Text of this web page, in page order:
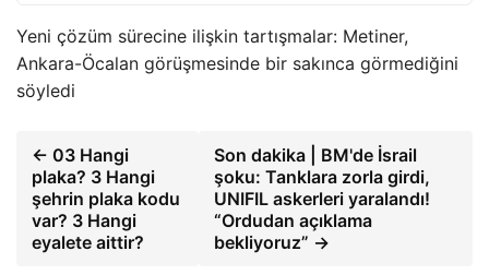
Yeni çözüm sürecine ilişkin tartışmalar: Metiner,
Ankara-Öcalan görüşmesinde bir sakınca görmediğini
söyledi
← 03 Hangi
plaka? 3 Hangi
şehrin plaka kodu
var? 3 Hangi
eyalete aittir?
Son dakika | BM'de İsrail
şoku: Tanklara zorla girdi,
UNIFIL askerleri yaralandı!
“Ordudan açıklama
bekliyoruz” →